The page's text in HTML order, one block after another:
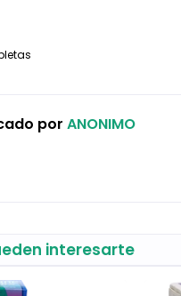
por ANONIMO
interesarte